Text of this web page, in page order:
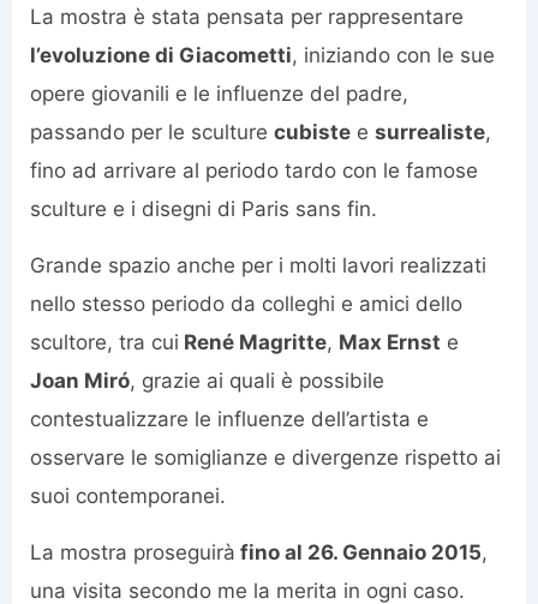
La mostra è stata pensata per rappresentare
l’evoluzione di Giacometti, iniziando con le sue
opere giovanili e le influenze del padre,
passando per le sculture cubiste e surrealiste,
fino ad arrivare al periodo tardo con le famose
sculture e i disegni di Paris sans fin.
Grande spazio anche per i molti lavori realizzati
nello stesso periodo da colleghi e amici dello
scultore, tra cui René Magritte, Max Ernst e
Joan Miró, grazie ai quali è possibile
contestualizzare le influenze dell’artista e
osservare le somiglianze e divergenze rispetto ai
suoi contemporanei.
La mostra proseguirà fino al 26. Gennaio 2015,
una visita secondo me la merita in ogni caso.